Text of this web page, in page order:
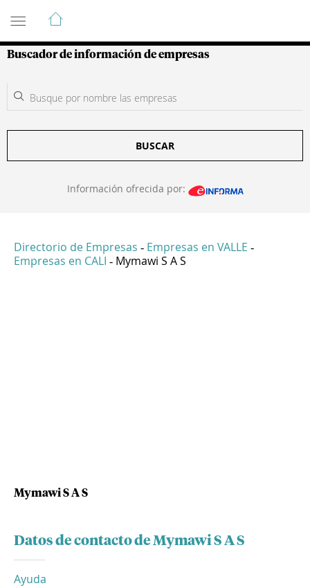
Guía de Empresas Colombianas
Buscador de información de empresas
BUSCAR
Información ofrecida por:
Directorio de Empresas - Empresas en VALLE -
Empresas en CALI - Mymawi S A S
Mymawi S A S
Datos de contacto de Mymawi S A S
Ayuda